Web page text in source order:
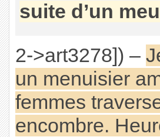
suite d’un
2->art3278]) –
un menuisier
femmes
encombre.